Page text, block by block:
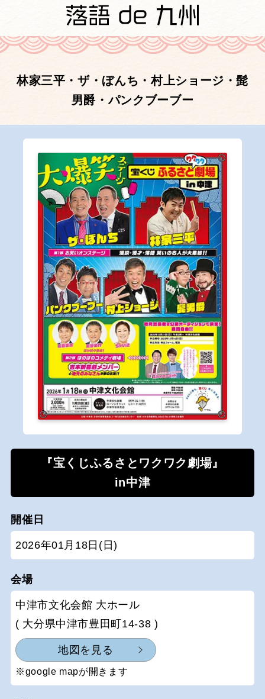
林家三平・ザ・ぼんち・村上ショージ・髭
男爵・パンクブーブー
『宝くじふるさとワクワク劇場』
in中津
開催日
2026年01月18日(日)
会場
中津市文化会館 大ホール
( 大分県中津市豊田町14-38 )
地図を見る
※google mapが開きます